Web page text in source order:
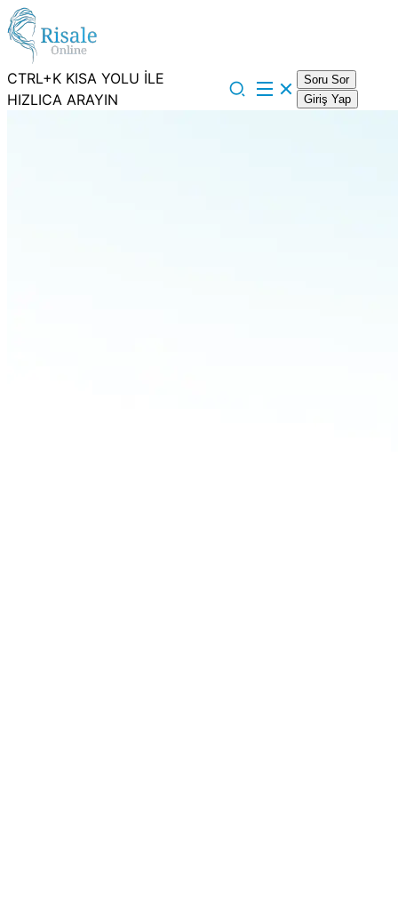
CTRL+K KISA YOLU İLE
HIZLICA ARAYIN
Soru Sor
Giriş Yap